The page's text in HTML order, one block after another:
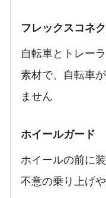
フレックスコネ
自転車とトレー
素材で、自転車
ません
ホイールガード
ホイールの前に
不意の乗り上げ